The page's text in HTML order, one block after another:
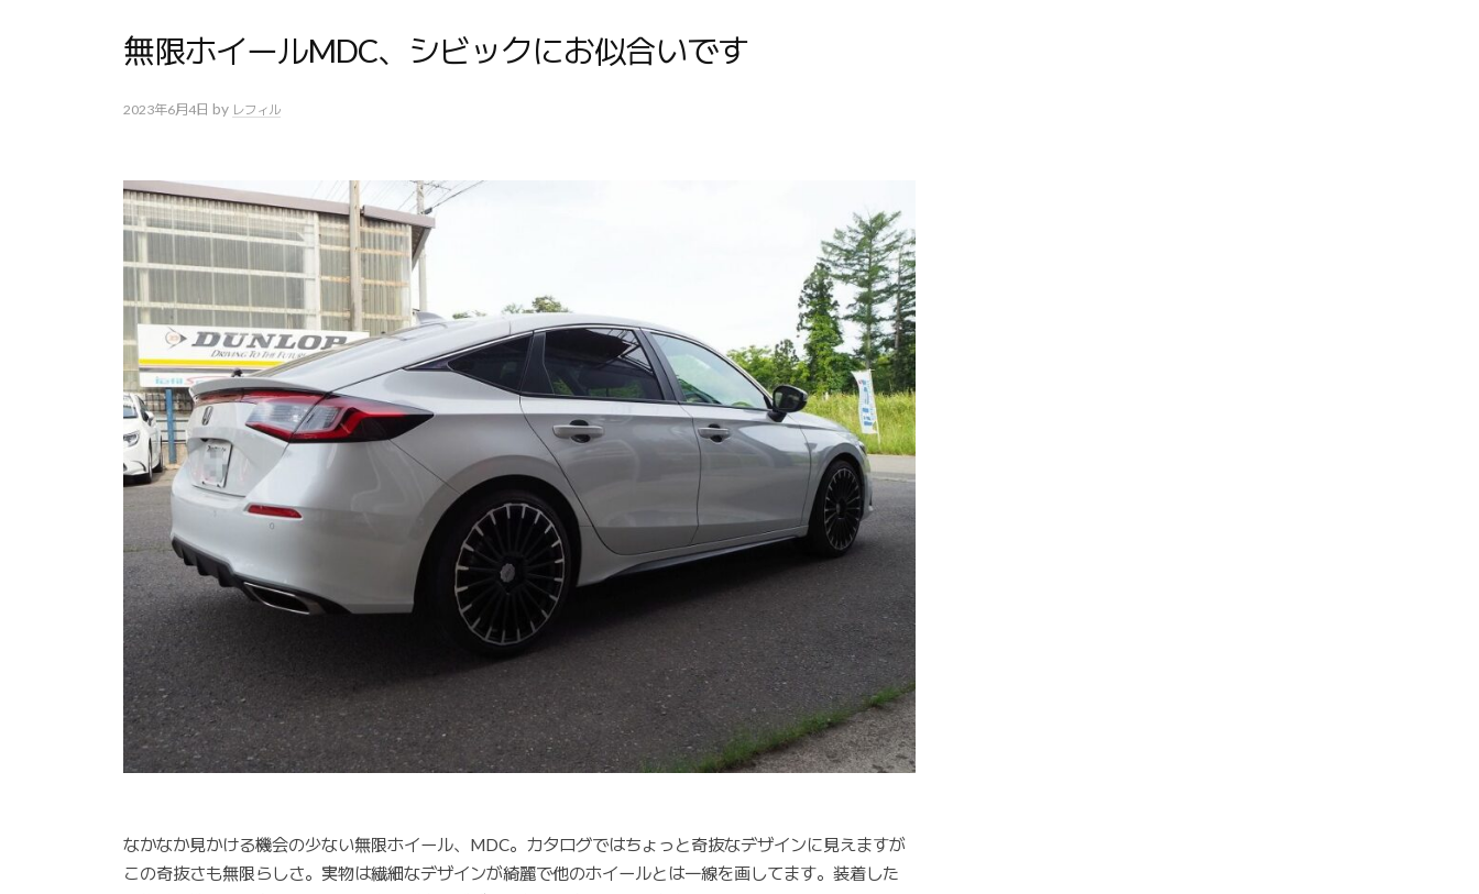
無限ホイールMDC、シビックにお似合いです
2023年6月4日 by レフィル
なかなか見かける機会の少ない無限ホイール、MDC。カタログではちょっと奇抜なデザインに見えますが
この奇抜さも無限らしさ。実物は繊細なデザインが綺麗で他のホイールとは一線を画してます。装着した